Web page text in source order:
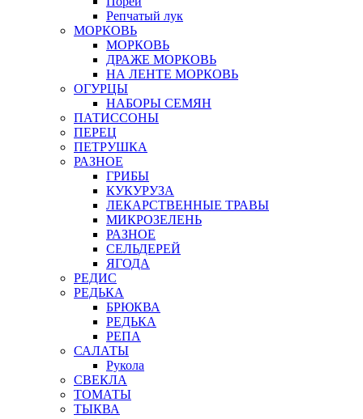
Репчатый лук
МОРКОВЬ
МОРКОВЬ
ДРАЖЕ МОРКОВЬ
НА ЛЕНТЕ МОРКОВЬ
ОГУРЦЫ
НАБОРЫ СЕМЯН
ПАТИССОНЫ
ПЕРЕЦ
ПЕТРУШКА
РАЗНОЕ
ГРИБЫ
КУКУРУЗА
ЛЕКАРСТВЕННЫЕ ТРАВЫ
МИКРОЗЕЛЕНЬ
РАЗНОЕ
СЕЛЬДЕРЕЙ
ЯГОДА
РЕДИС
РЕДЬКА
БРЮКВА
РЕДЬКА
РЕПА
САЛАТЫ
Рукола
СВЕКЛА
ТОМАТЫ
ТЫКВА